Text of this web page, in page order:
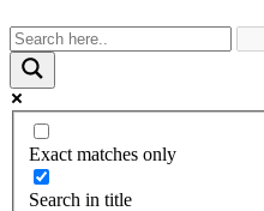
Exact matches only
Search in title